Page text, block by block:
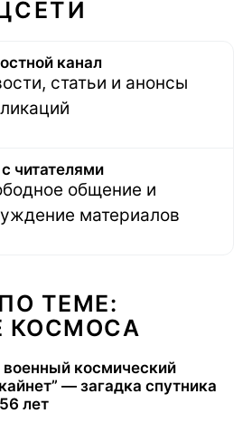
канал
статьи и анонсы
читателями
общение и
материалов
ТЕМЕ:
КОСМОСА
военный космический
— загадка спутника
лет